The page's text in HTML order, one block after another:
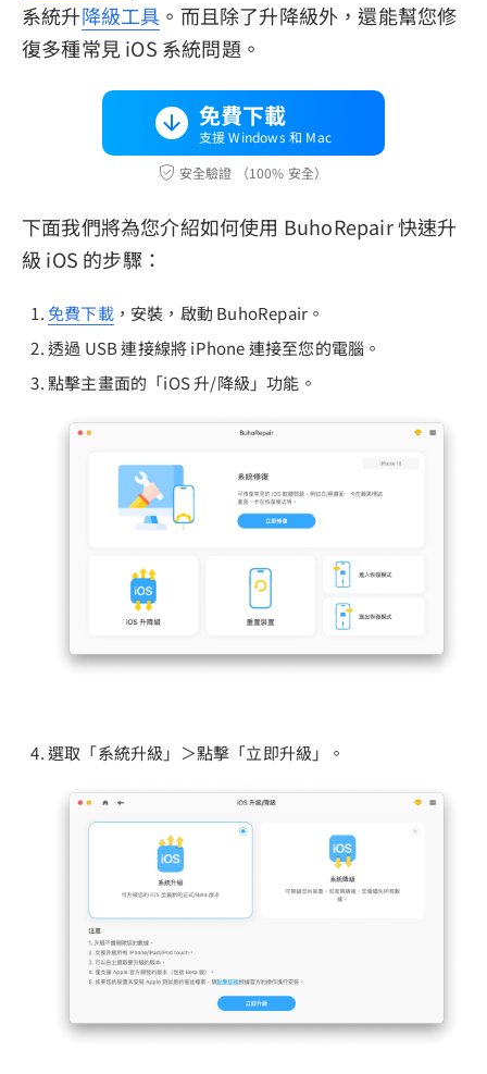
系統升降級工具 。而且除了升降級外，還能幫您修
復多種常見 iOS 系統問題。
免費下載
支援 Windows 和 Mac
安全驗證 （100% 安全）
下面我們將為您介紹如何使用 BuhoRepair 快速升
級 iOS 的步驟：
免費下載，安裝，啟動 BuhoRepair。
透過 USB 連接線將 iPhone 連接至您的電腦。
點擊主畫面的「iOS 升/降級」功能。
選取「系統升級」＞點擊「立即升級」。